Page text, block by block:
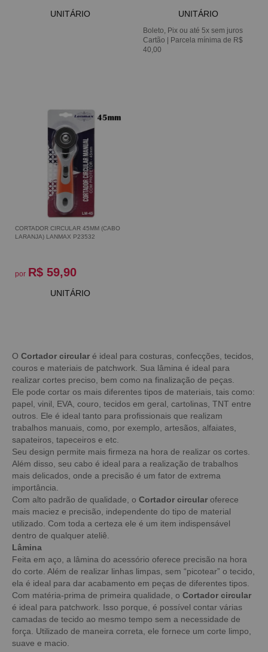
UNITÁRIO UNITÁRIO
Boleto, Pix ou até 5x sem juros
Cartão | Parcela mínima de R$
40,00
CORTADOR CIRCULAR 45MM (CABO
LARANJA) LANMAX P23532
por R$ 59,90
UNITÁRIO
O Cortador circular é ideal para costuras, confecções, tecidos,
couros e materiais de patchwork. Sua lâmina é ideal para
realizar cortes preciso, bem como na finalização de peças.
Ele pode cortar os mais diferentes tipos de materiais, tais como:
papel, vinil, EVA, couro, tecidos em geral, cartolinas, TNT entre
outros. Ele é ideal tanto para profissionais que realizam
trabalhos manuais, como, por exemplo, artesãos, alfaiates,
sapateiros, tapeceiros e etc.
Seu design permite mais firmeza na hora de realizar os cortes.
Além disso, seu cabo é ideal para a realização de trabalhos
mais delicados, onde a precisão é um fator de extrema
importância.
Com alto padrão de qualidade, o Cortador circular oferece
mais maciez e precisão, independente do tipo de material
utilizado. Com toda a certeza ele é um item indispensável
dentro de qualquer ateliê.
Lâmina
Feita em aço, a lâmina do acessório oferece precisão na hora
do corte. Além de realizar linhas limpas, sem “picotear” o tecido,
ela é ideal para dar acabamento em peças de diferentes tipos.
Com matéria-prima de primeira qualidade, o Cortador circular
é ideal para patchwork. Isso porque, é possível contar várias
camadas de tecido ao mesmo tempo sem a necessidade de
força. Utilizado de maneira correta, ele fornece um corte limpo,
suave e macio.